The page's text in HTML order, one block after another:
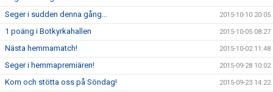
Seger i sudden denna gång... 2015-10-10 20:05
1 poäng i Botkyrkahallen 2015-10-05 08:27
Nästa hemmamatch! 2015-10-02 11:48
Seger i hemmapremiären! 2015-09-28 10:02
Kom och stötta oss på Söndag! 2015-09-23 14:22